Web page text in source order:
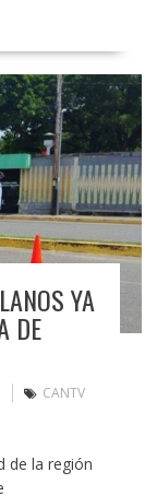
YA
DE
CANTV
de la región